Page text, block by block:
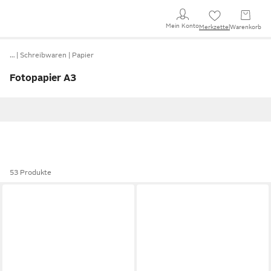
Mein KontoMerkzettel Warenkorb
… Schreibwaren Papier
Fotopapier A3
53 Produkte